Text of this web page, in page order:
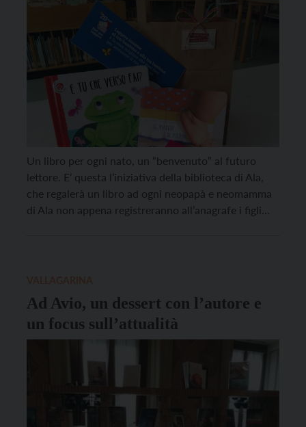
Un libro per ogni nato, un “benvenuto” al futuro
lettore. E’ questa l’iniziativa della biblioteca di Ala,
che regalerà un libro ad ogni neopapà e neomamma
di Ala non appena registreranno all’anagrafe i figli
Ad Avio, un dessert con l’autore e
un focus sull’attualità